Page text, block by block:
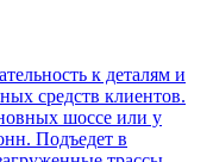
к деталям и
средств клиентов.
шоссе или у
Подъедет в